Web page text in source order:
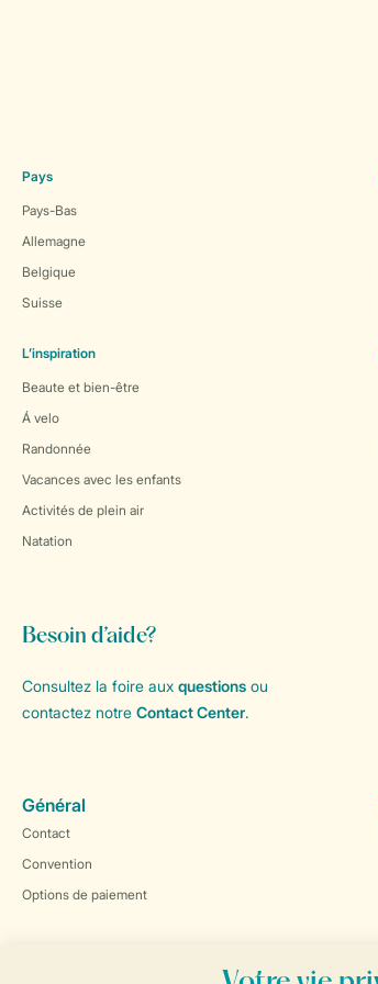
Pays
Pays-Bas
Allemagne
Belgique
Suisse
L’inspiration
Beaute et bien-être
Á velo
Randonnée
Vacances avec les enfants
Activités de plein air
Natation
Besoin d’aide?
Consultez la foire aux questions ou
contactez notre Contact Center.
Général
Contact
Convention
Options de paiement